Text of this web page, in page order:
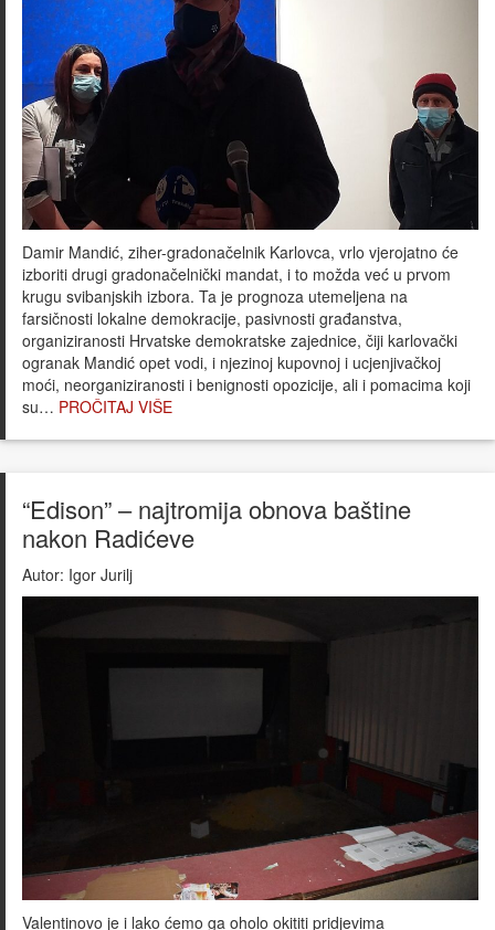
Damir Mandić, ziher-gradonačelnik Karlovca, vrlo vjerojatno će
izboriti drugi gradonačelnički mandat, i to možda već u prvom
krugu svibanjskih izbora. Ta je prognoza utemeljena na
farsičnosti lokalne demokracije, pasivnosti građanstva,
organiziranosti Hrvatske demokratske zajednice, čiji karlovački
ogranak Mandić opet vodi, i njezinoj kupovnoj i ucjenjivačkoj
moći, neorganiziranosti i benignosti opozicije, ali i pomacima koji
su… PROČITAJ VIŠE
“Edison” – najtromija obnova baštine
nakon Radićeve
Autor: Igor Jurilj
Valentinovo je i lako ćemo ga oholo okititi pridjevima